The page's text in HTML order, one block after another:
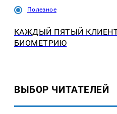
Полезное
КАЖДЫЙ ПЯТЫЙ
БИОМЕТРИЮ
ВЫБОР ЧИТАТЕЛЕЙ